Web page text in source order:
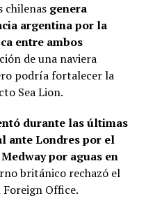
chilenasgenera
argentina por la
entre ambos
de una naviera
podría fortalecer la
Sea Lion.
durante las últimas
ante Londres por el
por aguas en
británico rechazó el
Office.